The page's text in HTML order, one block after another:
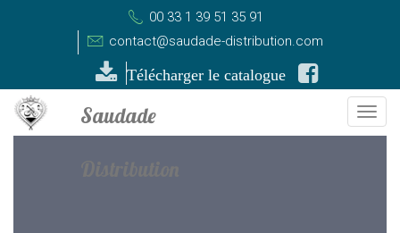
00 33 1 39 51 35 91
contact@saudade-distribution.com
Télécharger le catalogue